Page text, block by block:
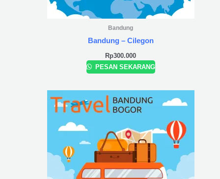
Bandung
Bandung – Cilegon
Rp300.000
PESAN SEKARANG